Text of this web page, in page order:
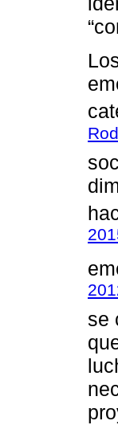
se